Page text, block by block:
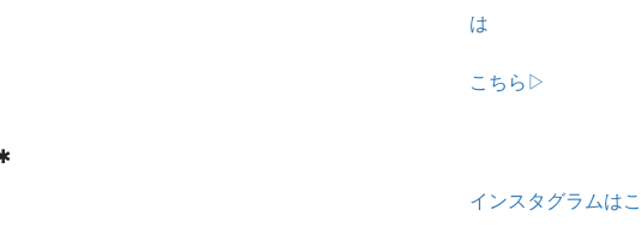
は
こちら▷
インスタグラムは